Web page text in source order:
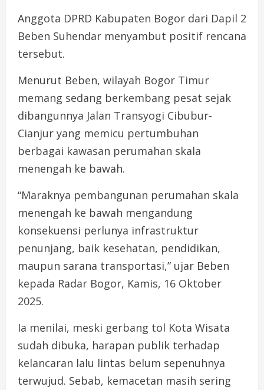
Anggota DPRD Kabupaten Bogor dari Dapil 2
Beben Suhendar menyambut positif rencana
tersebut.
Menurut Beben, wilayah Bogor Timur
memang sedang berkembang pesat sejak
dibangunnya Jalan Transyogi Cibubur-
Cianjur yang memicu pertumbuhan
berbagai kawasan perumahan skala
menengah ke bawah.
“Maraknya pembangunan perumahan skala
menengah ke bawah mengandung
konsekuensi perlunya infrastruktur
penunjang, baik kesehatan, pendidikan,
maupun sarana transportasi,” ujar Beben
kepada Radar Bogor, Kamis, 16 Oktober
2025.
Ia menilai, meski gerbang tol Kota Wisata
sudah dibuka, harapan publik terhadap
kelancaran lalu lintas belum sepenuhnya
terwujud. Sebab, kemacetan masih sering